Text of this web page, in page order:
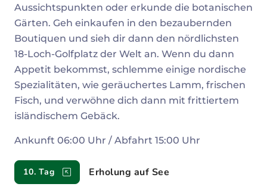
Aussichtspunkten oder erkunde die botanischen
Gärten. Geh einkaufen in den bezaubernden
Boutiquen und sieh dir dann den nördlichsten
18-Loch-Golfplatz der Welt an. Wenn du dann
Appetit bekommst, schlemme einige nordische
Spezialitäten, wie geräuchertes Lamm, frischen
Fisch, und verwöhne dich dann mit frittiertem
isländischem Gebäck.
Ankunft 06:00 Uhr / Abfahrt 15:00 Uhr
10. Tag Erholung auf See